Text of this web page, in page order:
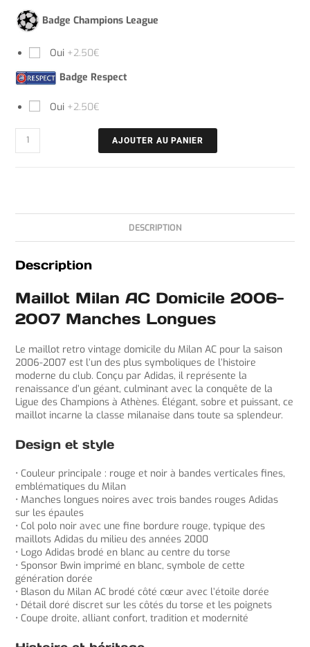
Badge Champions League
Oui +2.50€
Badge Respect
Oui +2.50€
AJOUTER AU PANIER
DESCRIPTION
Description
Maillot Milan AC Domicile 2006-
2007 Manches Longues
Le maillot retro vintage domicile du Milan AC pour la saison
2006-2007 est l’un des plus symboliques de l’histoire
moderne du club. Conçu par Adidas, il représente la
renaissance d’un géant, culminant avec la conquête de la
Ligue des Champions à Athènes. Élégant, sobre et puissant, ce
maillot incarne la classe milanaise dans toute sa splendeur.
Design et style
• Couleur principale : rouge et noir à bandes verticales fines,
emblématiques du Milan
• Manches longues noires avec trois bandes rouges Adidas
sur les épaules
• Col polo noir avec une fine bordure rouge, typique des
maillots Adidas du milieu des années 2000
• Logo Adidas brodé en blanc au centre du torse
• Sponsor Bwin imprimé en blanc, symbole de cette
génération dorée
• Blason du Milan AC brodé côté cœur avec l’étoile dorée
• Détail doré discret sur les côtés du torse et les poignets
• Coupe droite, alliant confort, tradition et modernité